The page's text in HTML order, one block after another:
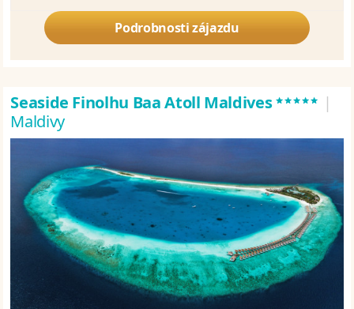
Podrobnosti zájazdu
Seaside Finolhu Baa Atoll Maldives***** |
Maldivy